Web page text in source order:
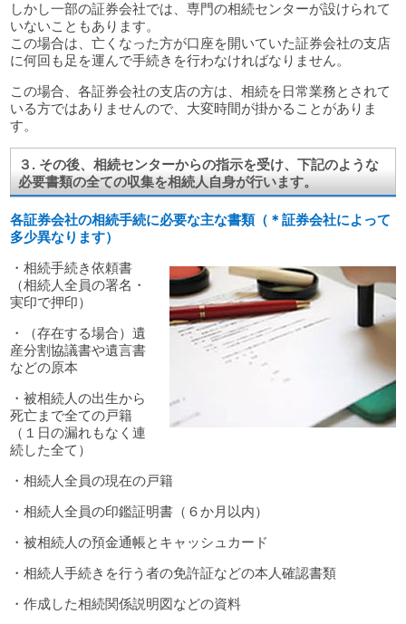
しかし一部の証券会社では、専門の相続センターが設けられて
いないこともあります。
この場合は、亡くなった方が口座を開いていた証券会社の支店
に何回も足を運んで手続きを行わなければなりません。
この場合、各証券会社の支店の方は、相続を日常業務とされて
いる方ではありませんので、大変時間が掛かることがありま
す。
３. その後、相続センターからの指示を受け、下記のような
必要書類の全ての収集を相続人自身が行います。
各証券会社の相続手続に必要な主な書類（＊証券会社によって
多少異なります）
・相続手続き依頼書
（相続人全員の署名・
実印で押印）
・（存在する場合）遺
産分割協議書や遺言書
などの原本
・被相続人の出生から
死亡まで全ての戸籍
（１日の漏れもなく連
続した全て）
・相続人全員の現在の戸籍
・相続人全員の印鑑証明書（６か月以内）
・被相続人の預金通帳とキャッシュカード
・相続人手続きを行う者の免許証などの本人確認書類
・作成した相続関係説明図などの資料